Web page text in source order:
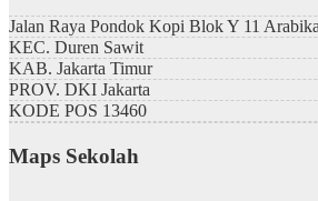
Jalan Raya Pondok Kopi Blok Y 11
KEC. Duren Sawit
KAB. Jakarta Timur
PROV. DKI Jakarta
KODE POS 13460
Maps Sekolah